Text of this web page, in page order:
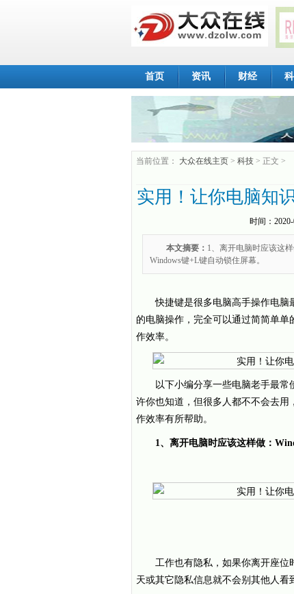
首页 资讯 财经
当前位置： 大众在线主页 > 科技 > 正文 >
实用！让你电脑知
时间：
本文摘要： 1、离开电脑时应该这
Windows键+L键自动锁住屏幕。
快捷键是很多电脑高手操作电脑
的电脑操作，完全可以通过简简单
作效率。
以下小编分享一些电脑老手最
许你也知道，但很多人都不不会去
作效率有所帮助。
1、离开电脑时应该这样做：
工作也有隐私，如果你离开座位
天或其它隐私信息就不会别其他人看